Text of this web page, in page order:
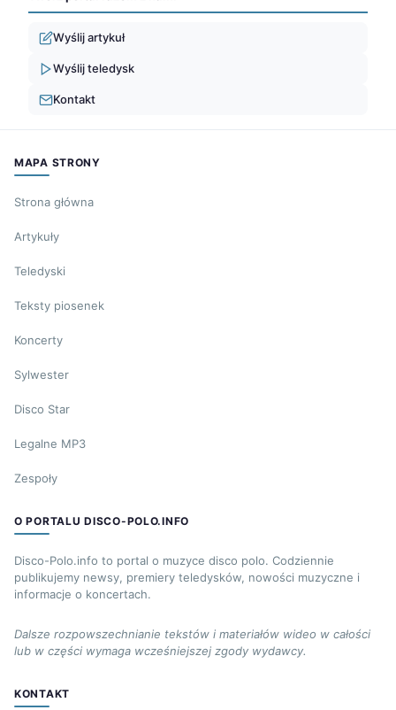
Wyślij artykuł
Wyślij teledysk
Kontakt
MAPA STRONY
Strona główna
Artykuły
Teledyski
Teksty piosenek
Koncerty
Sylwester
Disco Star
Legalne MP3
Zespoły
O PORTALU DISCO-POLO.INFO
Disco-Polo.info to portal o muzyce disco polo. Codziennie
publikujemy newsy, premiery teledysków, nowości muzyczne i
informacje o koncertach.
Dalsze rozpowszechnianie tekstów i materiałów wideo w całości
lub w części wymaga wcześniejszej zgody wydawcy.
KONTAKT